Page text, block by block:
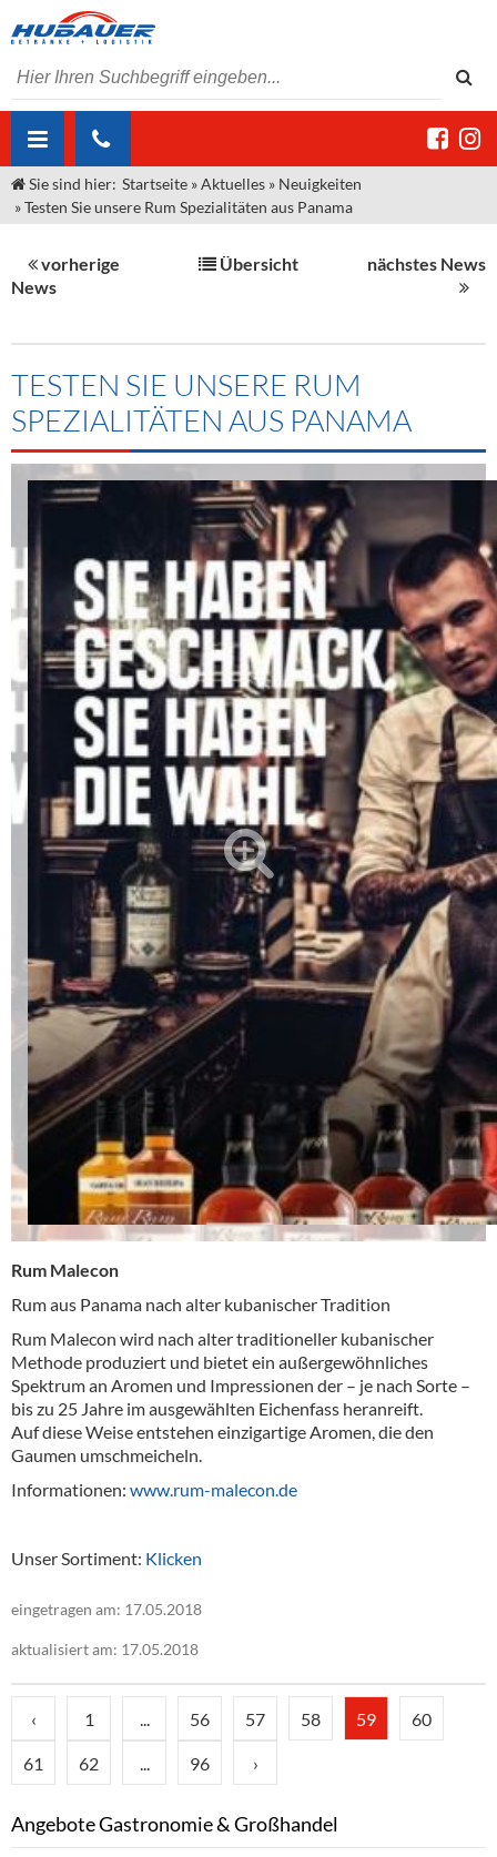
ÜBER UNS
Unser Liefergebiet
Kontakt
Angebote Gastronomie & Großhandel
Neuigkeiten
Termine
MARKEN & PRODUKTE
Sirup
Spirituosen
Bier
Alkoholfreie Getränke
Öle & Küchenartikel
Kaffee
Barzubehör
Equipment
Verpackung
Hygieneartikel & Desinfektion
Kommisionskauf & Lieferbedingungen
Fremddienstleistungen
Sie sind hier: Startseite »Aktuelles » Neuigkeiten
»Testen Sie unsere Rum Spezialitäten aus Panama
vorherige
News
Übersicht nächstes News
TESTEN SIE UNSERE RUM
SPEZIALITÄTEN AUS PANAMA
Rum Malecon
Rum aus Panama nach alter kubanischer Tradition
Rum Malecon wird nach alter traditioneller kubanischer
Methode produziert und bietet ein außergewöhnliches
Spektrum an Aromen und Impressionen der – je nach Sorte –
bis zu 25 Jahre im ausgewählten Eichenfass heranreift.
Auf diese Weise entstehen einzigartige Aromen, die den
Gaumen umschmeicheln.
Informationen: www.rum-malecon.de
Unser Sortiment: Klicken
eingetragen am: 17.05.2018
aktualisiert am: 17.05.2018
‹ 1 56 57 58 59 60
61 62 96 ›
Angebote Gastronomie & Großhandel